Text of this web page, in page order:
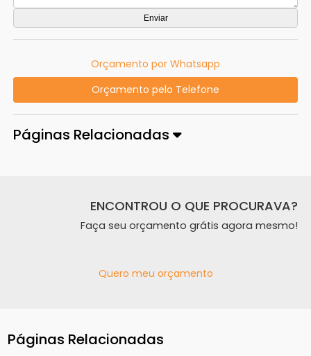
Orçamento por Whatsapp
Orçamento pelo Telefone
Páginas Relacionadas
ENCONTROU O QUE PROCURAVA?
Faça seu orçamento grátis agora mesmo!
Quero meu orçamento
Páginas Relacionadas